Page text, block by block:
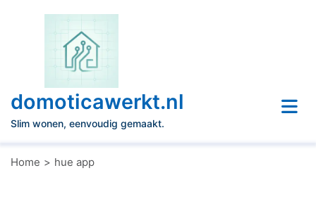
domoticawerkt.nl
Slim wonen, eenvoudig gemaakt.
Home hue app